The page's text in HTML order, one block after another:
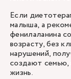
Если
малыша, а
фенилаланина
возрасту, без
нарушений,
создают семью,
жизнь.